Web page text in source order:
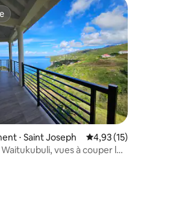
sur la base de 9 commentaires : 5 sur 5
⋅ Saint Joseph Évaluation moyenne
4,93 (15)
Waitukubuli, vues à couper le